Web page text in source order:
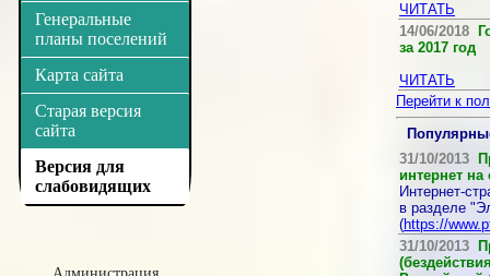
Генеральные
планы поселений
Карта сайта
Старая версия
сайта
Версия для
слабовидящих
ЧИТАТЬ
14/06/2018
за 2017 год
ЧИТАТЬ
Перейти к
31/10/2013
интернет
Интернет-
в разделе
(https://
31/10/2013